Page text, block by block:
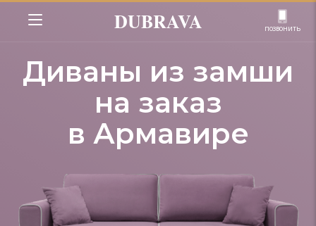
DUBRAVA позвонить
Диваны из замши
на заказ
в Армавире